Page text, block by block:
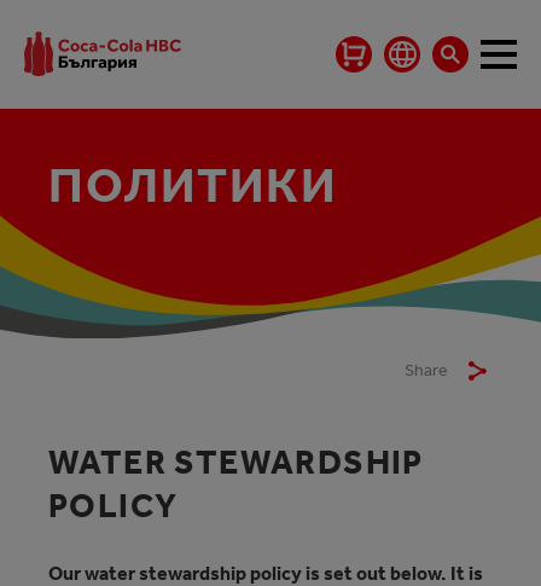
ПОЛИТИКИ
Share
WATER STEWARDSHIP
POLICY
Our water stewardship policy is set out below. It is